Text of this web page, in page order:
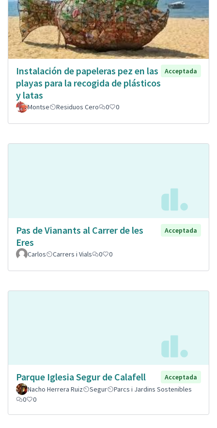
Instalación de papeleras pez en las
playas para la recogida de plásticos
y latas
Acceptada
Montse Residuos Cero 0 0
Pas de Vianants al Carrer de les
Eres
Acceptada
Carlos Carrers i Vials 0 0
Parque Iglesia Segur de Calafell
Acceptada
Nacho Herrera Ruiz
Segur
Parcs i Jardins Sostenibles
0
0